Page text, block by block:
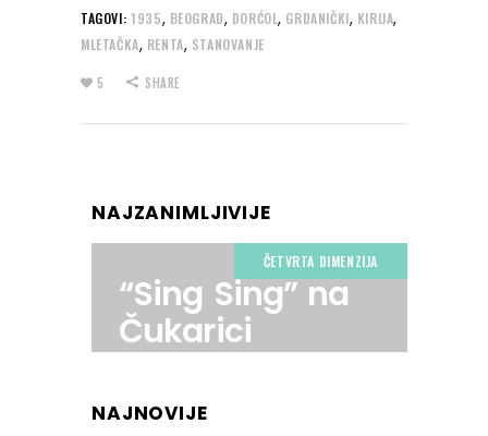
TAGOVI: 1935, BEOGRAD, DORĆOL, GRDANIČKI, KIRIJA,
MLETAČKA, RENTA, STANOVANJE
5 SHARE
NAJZANIMLJIVIJE
ČETVRTA DIMENZIJA
“Sing Sing” na
Čukarici
NAJNOVIJE